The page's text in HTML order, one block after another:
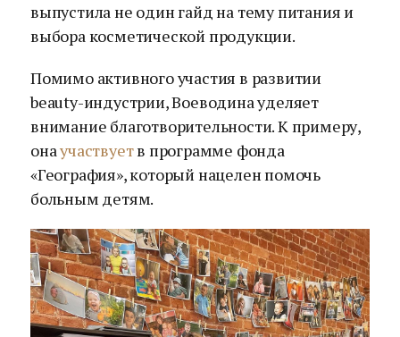
выпустила не один гайд на тему питания и
выбора косметической продукции.
Помимо активного участия в развитии
beauty-индустрии, Воеводина уделяет
внимание благотворительности. К примеру,
онаучаствуетв программе фонда
«География», который нацелен помочь
больным детям.